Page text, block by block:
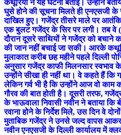
कथूरिया ने यह घटना बताई। उन्होंने
घुसे होने की सूचना मिलते ही एनएसजी के
दाखिल हुए। गजेंद्र तीसरे माले पर
एक बुलट गजेंद्र के सिर पर लगी। तब वे
दौरान दूसरे साथियों ने गजेंद्र को बचाने
की जान नहीं बचाई जा सकी। आरके
मुलाकात करीब छह महीने पहले दिल्ली
अनुसार गजेंद्र काफी मिलनसार स्वभाव के
उन्होंने सीखा ही नहीं था। वे कहते हैं कि
लेकिन गर्व भी है कि उन्होंने आज वो काम
गौरव की बात होती है। दूसरी तरफ,
के भाऊवाला निवासी नवीन ने बताया
रवाना होने के निर्देश मिले, उस दिन वे
मुताबिक गजेंद्र ने उनसे जल्द वापस
नवीन एनएसजी के दिल्ली कार्यालय में